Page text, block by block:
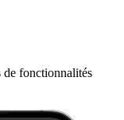
de fonctionnalités